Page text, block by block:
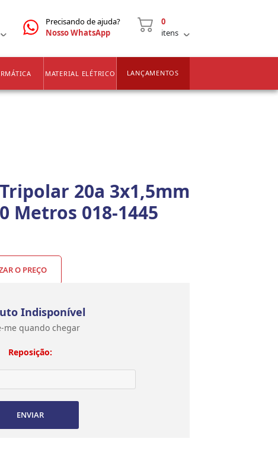
Precisando de ajuda?
Nosso WhatsApp
0
itens
MATERIAL ELÉTRICO LANÇAMENTOS
20a 3x1,5mm
Metros 018-1445
O PREÇO
Indisponível
me quando chegar
Reposição:
ENVIAR